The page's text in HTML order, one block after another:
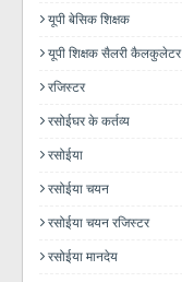
यूपी बेसिक शिक्षक
यूपी शिक्षक सैलरी कैलकुलेटर
रजिस्टर
रसोईघर के कर्तव्य
रसोईया
रसोईया चयन
रसोईया चयन रजिस्टर
रसोईया मानदेय